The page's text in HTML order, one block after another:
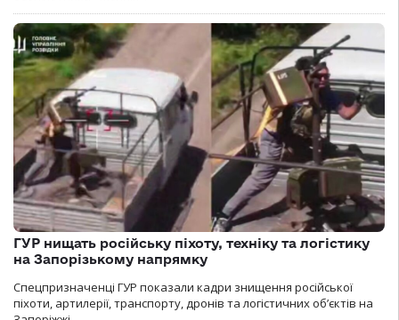
ГУР нищать російську піхоту, техніку та логістику
на Запорізькому напрямку
Спецпризначенці ГУР показали кадри знищення російської
піхоти, артилерії, транспорту, дронів та логістичних об’єктів на